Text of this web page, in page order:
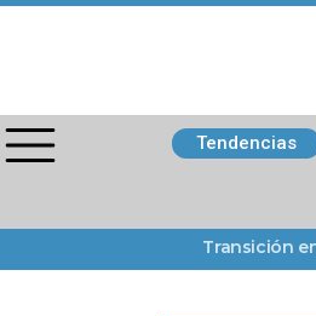
Tendencias
Transición